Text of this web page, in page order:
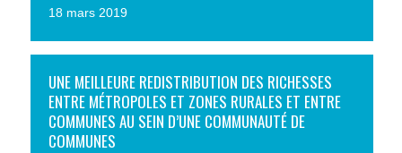
18 mars 2019
UNE MEILLEURE REDISTRIBUTION DES RICHESSES
ENTRE MÉTROPOLES ET ZONES RURALES ET ENTRE
COMMUNES AU SEIN D’UNE COMMUNAUTÉ DE
COMMUNES